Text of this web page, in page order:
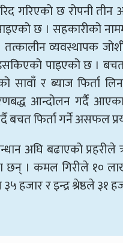
गरिएको छ रोपनी
छ । सहकारीको
व्यवस्थापक
पाइएको छ ।
र ब्याज फिर्ता
आन्दोलन गर्दै
फिर्ता गर्ने असफल
अघि बढाएको प्रहरीले
छन् । कमल गिरीले १०
र इन्द्र श्रेष्ठले ३१